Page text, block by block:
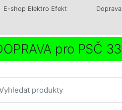
E-shop Elektro Efekt
pro PSČ